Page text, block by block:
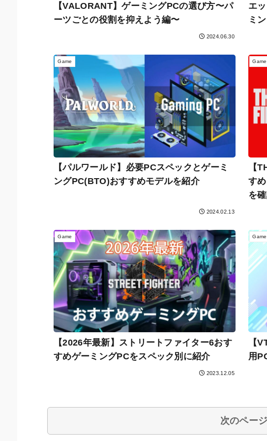
【VALORANT】ゲーミングPCの選び方〜パ
ーツごとの役割を抑えよう編〜
2024.06.30
エ
ミ
Game
【パルワールド】必要PCスペックとゲーミ
ングPC(BTO)おすすめモデルを紹介
2024.02.13
Game
【
す
を
Game
【2026年最新】ストリートファイター6おす
すめゲーミングPCをスペック別に紹介
2023.12.05
Game
【
用
次のページ